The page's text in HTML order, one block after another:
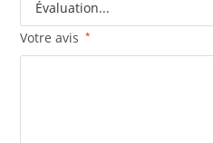
Votre avis *